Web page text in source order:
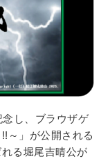
し、ブラウザゲ
～」が公開される
る堀尾吉晴公が